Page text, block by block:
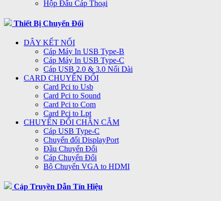
Hộp Đấu Cáp Thoại
Thiết Bị Chuyển Đổi
DÂY KẾT NỐI
Cáp Máy In USB Type-B
Cáp Máy In USB Type-C
Cáp USB 2.0 & 3.0 Nối Dài
CARD CHUYỂN ĐỔI
Card Pci to Usb
Card Pci to Sound
Card Pci to Com
Card Pci to Lpt
CHUYỂN ĐỔI CHÂN CẮM
Cáp USB Type-C
Chuyển đổi DisplayPort
Đầu Chuyển Đổi
Cáp Chuyển Đổi
Bộ Chuyển VGA to HDMI
Cáp Truyền Dẫn Tín Hiệu